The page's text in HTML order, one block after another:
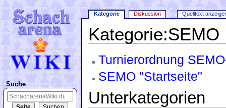
Kategorie:SEMO
Turnierordnung
SEMO "Startseite"
Unterkategorien
Kategorie Diskussion Quelltext
Suche